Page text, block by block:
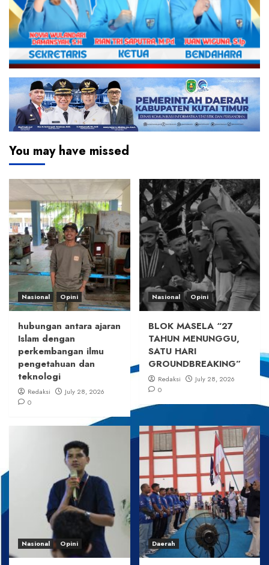
You may have missed
Nasional Opini
hubungan antara ajaran
Islam dengan
perkembangan ilmu
pengetahuan dan
teknologi
Redaksi
July 28, 2026
0
Nasional Opini
BLOK MASELA “27
TAHUN MENUNGGU,
SATU HARI
GROUNDBREAKING”
Redaksi
July 28, 2026
0
Nasional Opini Daerah